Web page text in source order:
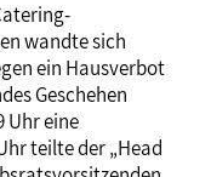
wandte sich
ein Hausverbot
Geschehen
Uhr eine
teilte der „Head